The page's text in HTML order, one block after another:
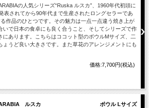
の人気シリーズ“Ruska ルスカ”、1960年代初頭に
表されてから90年代まで生産されたロングセラーであ
作品のひとつです。その魅力は一点一点違う焼き上が
いで日本の食卓にも良く合うこと、そしてシリーズで作
にあります。こちらはココット型のボウルMサイズ、二
ょうど良い大きさです。また草花のアレンジメントにも
価格:7,700円(税込)
ルスカ ボウル Lサイズ